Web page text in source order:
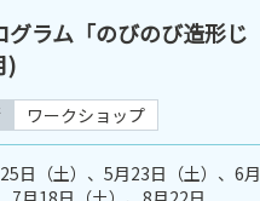
グラム「のびのび造形じ
)
ワークショップ
日（土）、5月23日（土）、6月